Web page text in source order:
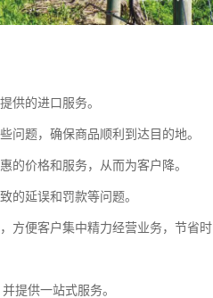
供的进口服务。
问题，确保商品顺利到达目的地。
的价格和服务，从而为客户降。
的延误和罚款等问题。
方便客户集中精力经营业务，节省时
提供一站式服务。